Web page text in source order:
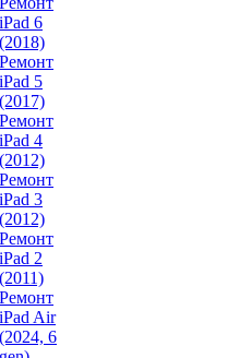
iPad 6
(2018)
Ремонт
iPad 5
(2017)
Ремонт
iPad 4
(2012)
Ремонт
iPad 3
(2012)
Ремонт
iPad 2
(2011)
Ремонт
iPad Air
(2024, 6